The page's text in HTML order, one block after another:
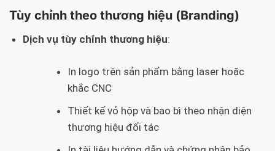
Tùy chỉnh theo thương hiệu (Branding)
Dịch vụ tùy chỉnh thương hiệu:
In logo trên sản phẩm bằng laser hoặc
khắc CNC
Thiết kế vỏ hộp và bao bì theo nhận diện
thương hiệu đối tác